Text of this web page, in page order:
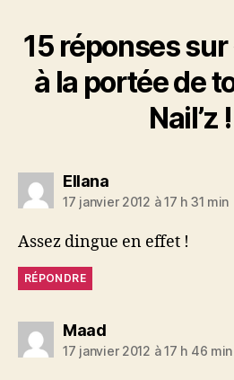
15 réponses
à la portée de
Nail’z
Ellanadit :
17 janvier 2012 à 17 h 31 min
Assez dingue en effet !
RÉPONDRE
Maaddit :
17 janvier 2012 à 17 h 46 min